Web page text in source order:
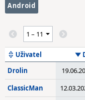
Android
Uživatel
Drolin
ClassicMan